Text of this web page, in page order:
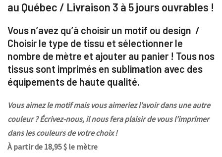
au Québec / Livraison 3 à 5 jours ouvrables !
Vous n’avez qu’à choisir un motif ou design /
Choisir le type de tissu et sélectionner le
nombre de mètre et ajouter au panier ! Tous nos
tissus sont imprimés en sublimation avec des
équipements de haute qualité.
Vous aimez le motif mais vous aimeriez l’avoir dans une autre
couleur ? Écrivez-nous, il nous fera plaisir de vous l’imprimer
dans les couleurs de votre choix !
À partir de 18,95 $ le mètre